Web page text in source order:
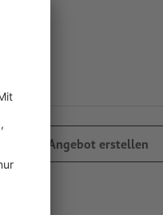
Angebot erstellen